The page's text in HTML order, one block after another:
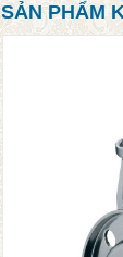
SẢN PHẨM